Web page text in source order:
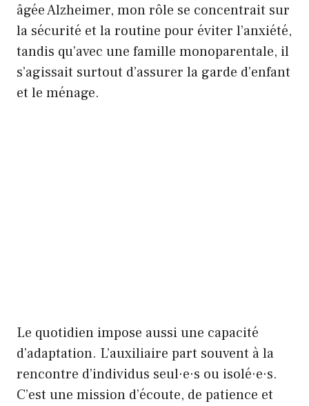
âgée Alzheimer, mon rôle se concentrait sur
la sécurité et la routine pour éviter l’anxiété,
tandis qu’avec une famille monoparentale, il
s’agissait surtout d’assurer la garde d’enfant
et le ménage.
Le quotidien impose aussi une capacité
d’adaptation. L’auxiliaire part souvent à la
rencontre d’individus seul·e·s ou isolé·e·s.
C’est une mission d’écoute, de patience et